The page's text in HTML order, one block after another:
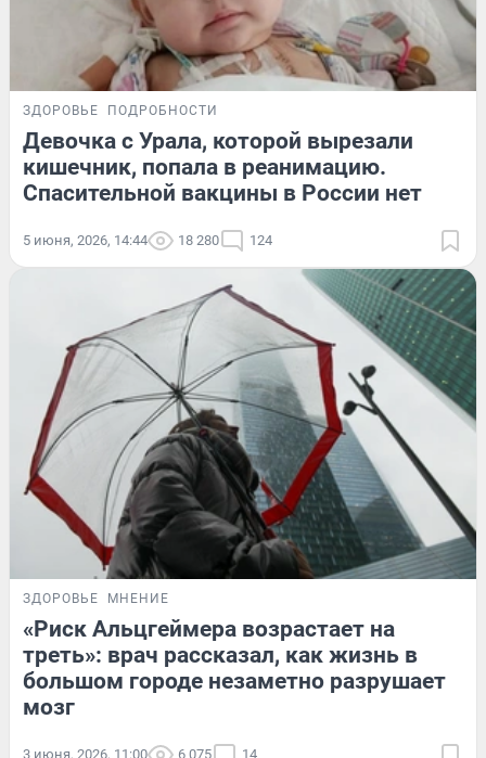
ЗДОРОВЬЕ ПОДРОБНОСТИ
Девочка с Урала, которой вырезали
кишечник, попала в реанимацию.
Спасительной вакцины в России нет
5 июня, 2026, 14:44 18 280 124
ЗДОРОВЬЕ МНЕНИЕ
«Риск Альцгеймера возрастает на
треть»: врач рассказал, как жизнь в
большом городе незаметно разрушает
мозг
3 июня, 2026, 11:00 6 075 14